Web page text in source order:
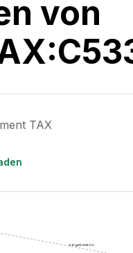
von
TAX